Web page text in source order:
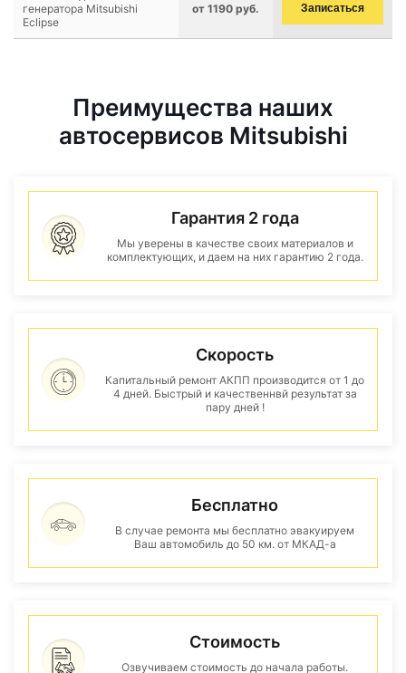
генератора Mitsubishi
Eclipse
от 1190 руб. Записаться
Преимущества наших
автосервисов Mitsubishi
Гарантия 2 года
Мы уверены в качестве своих материалов и
комплектующих, и даем на них гарантию 2 года.
Скорость
Капитальный ремонт АКПП производится от 1 до
4 дней. Быстрый и качественнвй результат за
пару дней !
Бесплатно
В случае ремонта мы бесплатно эвакуируем
Ваш автомобиль до 50 км. от МКАД-а
Стоимость
Озвучиваем стоимость до начала работы.